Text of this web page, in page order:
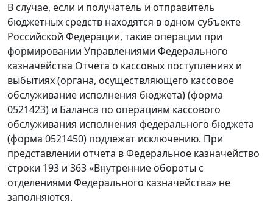
В случае, если и получатель и отправитель
бюджетных средств находятся в одном субъекте
Российской Федерации, такие операции при
формировании Управлениями Федерального
казначейства Отчета о кассовых поступлениях и
выбытиях (органа, осуществляющего кассовое
обслуживание исполнения бюджета) (форма
0521423) и Баланса по операциям кассового
обслуживания исполнения федерального бюджета
(форма 0521450) подлежат исключению. При
представлении отчета в Федеральное казначейство
строки 193 и 363 «Внутренние обороты с
отделениями Федерального казначейства» не
заполняются.